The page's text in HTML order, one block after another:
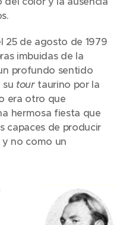
25 de agosto de 1979
imbuidas de la
profundo sentido
su tourtaurino por la
era otro que
hermosa fiesta que
capaces de producir
no como un